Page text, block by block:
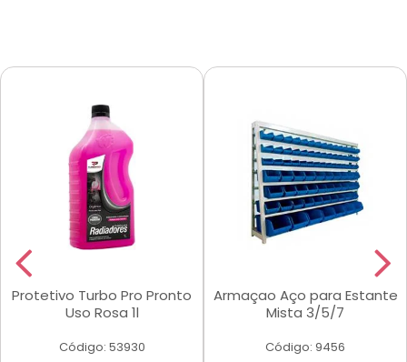
Protetivo Turbo Pro Pronto
Uso Rosa 1l
Código: 53930
Armaçao Aço para Estante
Mista 3/5/7
Código: 9456